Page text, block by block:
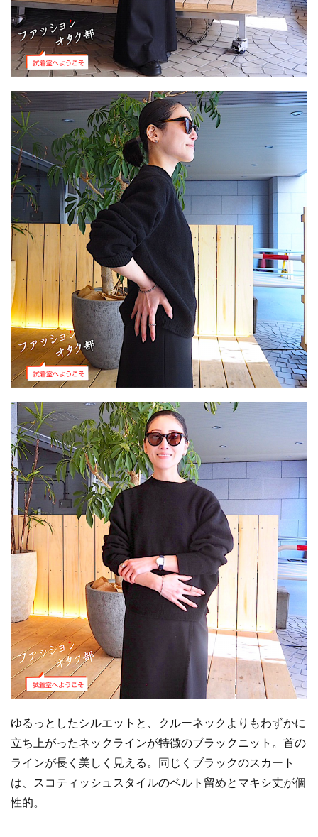
ゆるっとしたシルエットと、クルーネックよりもわずかに
立ち上がったネックラインが特徴のブラックニット。首の
ラインが長く美しく見える。同じくブラックのスカート
は、スコティッシュスタイルのベルト留めとマキシ丈が個
性的。